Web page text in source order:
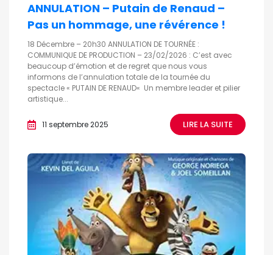
ANNULATION – Putain de Renaud –
Pas un hommage, une révérence !
18 Décembre – 20h30 ANNULATION DE TOURNÉE :
COMMUNIQUE DE PRODUCTION – 23/02/2026 : C’est avec
beaucoup d’émotion et de regret que nous vous
informons de l’annulation totale de la tournée du
spectacle « PUTAIN DE RENAUD« Un membre leader et pilier
artistique...
11 septembre 2025 LIRE LA SUITE